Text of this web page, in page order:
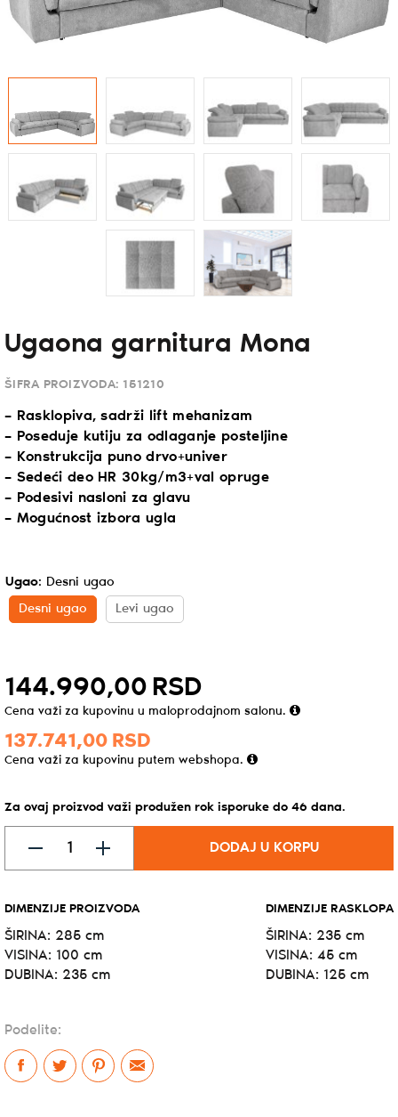
Ugaona garnitura Mona
ŠIFRA PROIZVODA: 151210
– Rasklopiva, sadrži lift mehanizam
– Poseduje kutiju za odlaganje posteljine
– Konstrukcija puno drvo+univer
– Sedeći deo HR 30kg/m3+val opruge
– Podesivi nasloni za glavu
– Mogućnost izbora ugla
Ugao: Desni ugao
Desni ugao
Levi ugao
144.990,00 RSD
Cena važi za kupovinu u maloprodajnom salonu.
137.741,00 RSD
Cena važi za kupovinu putem webshopa.
Za ovaj proizvod važi produžen rok isporuke do 46 dana.
DODAJ U KORPU
DIMENZIJE PROIZVODA
ŠIRINA: 285 cm
VISINA: 100 cm
DUBINA: 235 cm
DIMENZIJE RASKLOPA
ŠIRINA: 235 cm
VISINA: 45 cm
DUBINA: 125 cm
Podelite: